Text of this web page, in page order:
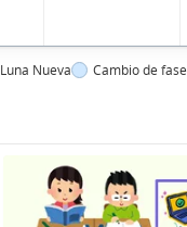
Luna Nueva Cambio de fase